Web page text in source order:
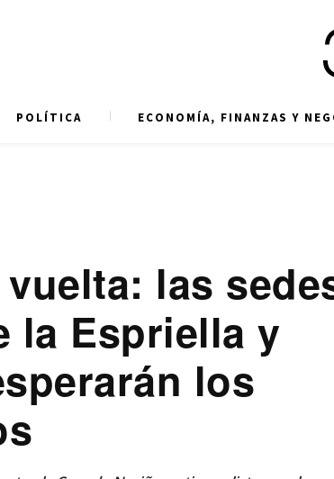
POLÍTICA ECONOMÍA, FINANZAS Y
las
la Espriella y
los